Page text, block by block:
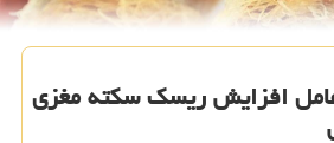
افزایش ریسك سكته مغزی